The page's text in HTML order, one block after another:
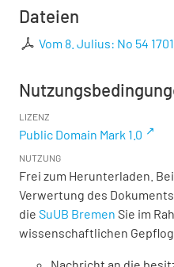
Dateien
Vom 8. Julius: No 54 1701
LIZENZ
Public Domain Mark 1.0
NUTZUNG
Frei zum Herunterladen.
Verwertung des
die SuUB Bremen Sie im
wissenschaftlichen